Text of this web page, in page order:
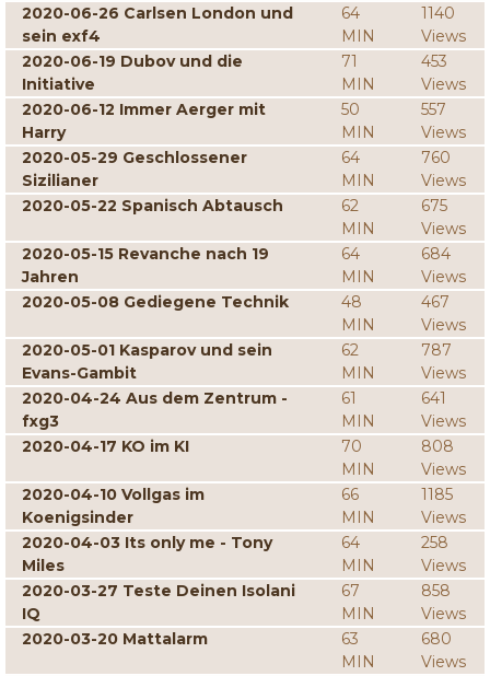
2020-06-26 Carlsen London und
sein exf4
64
MIN
1140
Views
2020-06-19 Dubov und die
Initiative
71
MIN
453
Views
2020-06-12 Immer Aerger mit
Harry
50
MIN
557
Views
2020-05-29 Geschlossener
Sizilianer
64
MIN
760
Views
2020-05-22 Spanisch Abtausch
62
MIN
675
Views
2020-05-15 Revanche nach 19
Jahren
64
MIN
684
Views
2020-05-08 Gediegene Technik
48
MIN
467
Views
2020-05-01 Kasparov und sein
Evans-Gambit
62
MIN
787
Views
2020-04-24 Aus dem Zentrum -
fxg3
61
MIN
641
Views
2020-04-17 KO im KI
70
MIN
808
Views
2020-04-10 Vollgas im
Koenigsinder
66
MIN
1185
Views
2020-04-03 Its only me - Tony
Miles
64
MIN
258
Views
2020-03-27 Teste Deinen Isolani
IQ
67
MIN
858
Views
2020-03-20 Mattalarm
63
MIN
680
Views